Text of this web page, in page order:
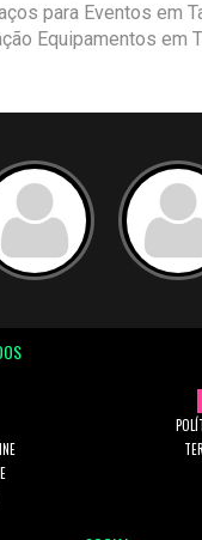
para Eventos em
Equipamentos em